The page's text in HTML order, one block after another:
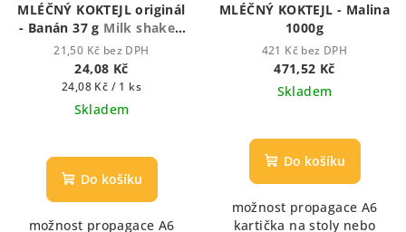
MLÉČNÝ KOKTEJL originál
- Banán 37 g Milk shake -
Mléčný koktejl
21,50 Kč bez DPH
24,08 Kč
Měrná
cena:
24,08 Kč / 1 ks
Skladem
Do košíku
možnost propagace A6
MLÉČNÝ KOKTEJL - Malina
1000g
421 Kč bez DPH
471,52 Kč
Skladem
Do košíku
možnost propagace A6
kartička na stoly nebo